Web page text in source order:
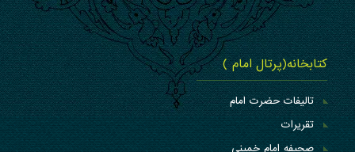
کتابخانه(پرتال امام )
تالیفات حضرت امام
تقریرات
صحیفه امام خمینی